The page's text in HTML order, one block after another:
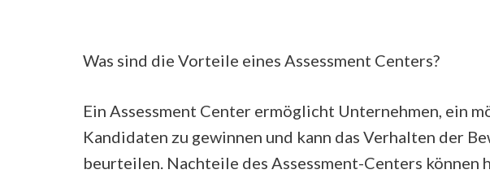
Was sind die Vorteile eines Assessment Centers?
Ein Assessment Center ermöglicht Unternehmen, ein
Kandidaten zu gewinnen und kann das Verhalten der
beurteilen. Nachteile des Assessment-Centers können